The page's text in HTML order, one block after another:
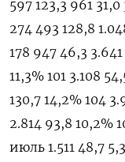
597 123,3 961
274 493 128,8
178 947 46,3
11,3% 101 3.108
130,7 14,2% 104
2.814 93,8 10,2%
июль 1.511 48,7